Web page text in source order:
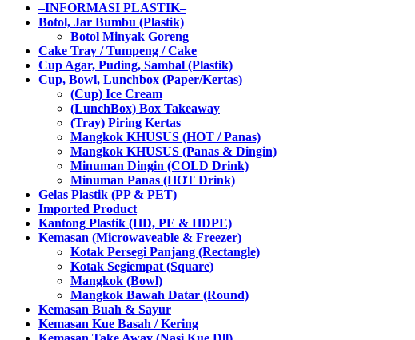
–INFORMASI PLASTIK–
Botol, Jar Bumbu (Plastik)
Botol Minyak Goreng
Cake Tray / Tumpeng / Cake
Cup Agar, Puding, Sambal (Plastik)
Cup, Bowl, Lunchbox (Paper/Kertas)
(Cup) Ice Cream
(LunchBox) Box Takeaway
(Tray) Piring Kertas
Mangkok KHUSUS (HOT / Panas)
Mangkok KHUSUS (Panas & Dingin)
Minuman Dingin (COLD Drink)
Minuman Panas (HOT Drink)
Gelas Plastik (PP & PET)
Imported Product
Kantong Plastik (HD, PE & HDPE)
Kemasan (Microwaveable & Freezer)
Kotak Persegi Panjang (Rectangle)
Kotak Segiempat (Square)
Mangkok (Bowl)
Mangkok Bawah Datar (Round)
Kemasan Buah & Sayur
Kemasan Kue Basah / Kering